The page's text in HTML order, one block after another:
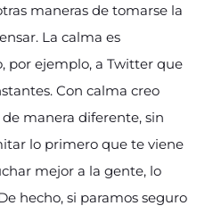
maneras de tomarse la
La calma es
por ejemplo, a Twitter que
Con calma creo
manera diferente, sin
lo primero que te viene
mejor a la gente, lo
hecho, si paramos seguro